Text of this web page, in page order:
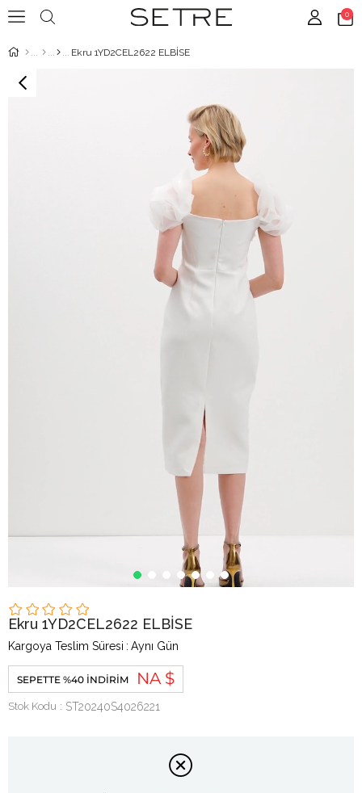
0
Ekru 1YD2CEL2622 ELBİSE
Ekru 1YD2CEL2622 ELBİSE
Kargoya Teslim Süresi : Aynı Gün
SEPETTE %40 İNDIRIM NA $
Stok Kodu ST20240S4026221